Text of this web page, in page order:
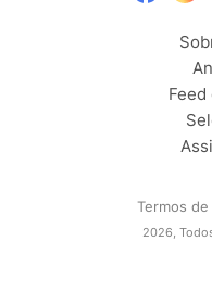
Termos de
2026,